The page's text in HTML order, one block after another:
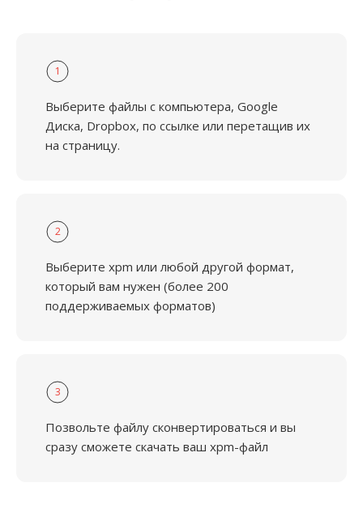
1
Выберите файлы с компьютера, Google
Диска, Dropbox, по ссылке или перетащив их
на страницу.
2
Выберите xpm или любой другой формат,
который вам нужен (более 200
поддерживаемых форматов)
3
Позвольте файлу сконвертироваться и вы
сразу сможете скачать ваш xpm-файл